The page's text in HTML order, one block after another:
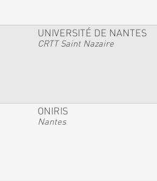
UNIVERSITÉ DE NANTES
CRTT Saint Nazaire
ONIRIS
Nantes